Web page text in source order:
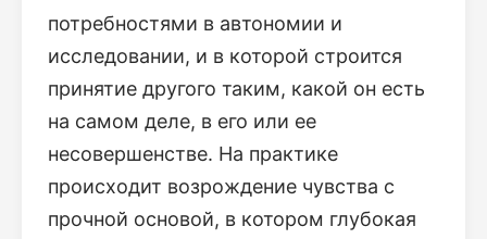
потребностями в автономии и
исследовании, и в которой строится
принятие другого таким, какой он есть
на самом деле, в его или ее
несовершенстве. На практике
происходит возрождение чувства с
прочной основой, в котором глубокая